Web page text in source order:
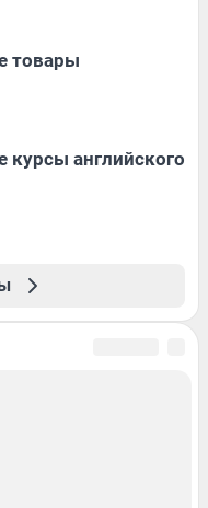
товары
курсы английского